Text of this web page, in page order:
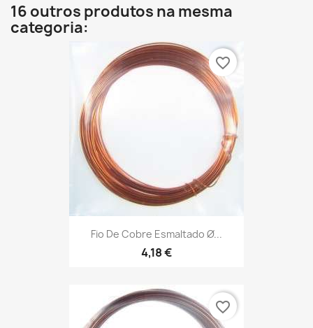
16 outros produtos na mesma
categoria:
Fio De Cobre Esmaltado Ø...
4,18 €
favorite_border
favorite_border